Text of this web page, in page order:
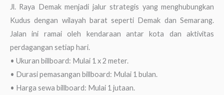
Jl. Raya Demak menjadi jalur strategis yang menghubungkan
Kudus dengan wilayah barat seperti Demak dan Semarang.
Jalan ini ramai oleh kendaraan antar kota dan aktivitas
perdagangan setiap hari.
• Ukuran billboard: Mulai 1 x 2 meter.
• Durasi pemasangan billboard: Mulai 1 bulan.
• Harga sewa billboard: Mulai 1 jutaan.